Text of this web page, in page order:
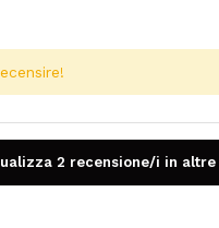
2 recensione/i in altre